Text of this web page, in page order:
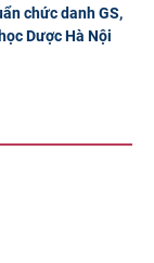
chức danh GS,
Dược Hà Nội